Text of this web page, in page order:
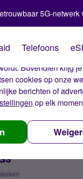
van Simyo
op onze website.
Bovendien krijg
cookies op onze
berichten of
op elk
5G-netwerk
Telefoons